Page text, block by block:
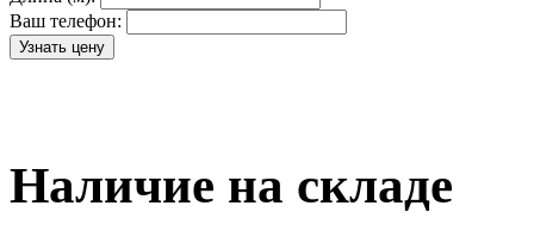
Ваш телефон:
Наличие на складе